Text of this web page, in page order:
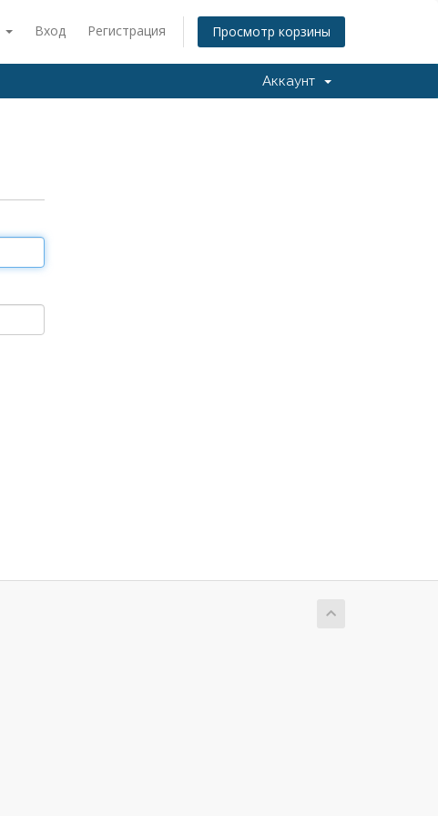
Вход Регистрация Просмотр корзины
Аккаунт